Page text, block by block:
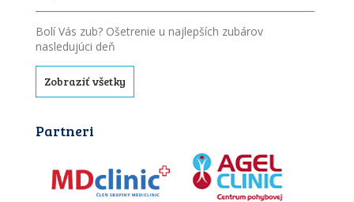
Bolí Vás zub? Ošetrenie u najlepších zubárov
nasledujúci deň
Zobraziť všetky
Partneri